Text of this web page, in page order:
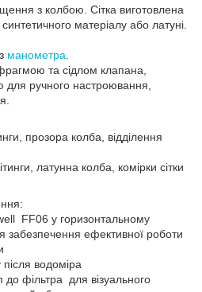
з колбою. Сітка виготовлена
синтетичного матеріалу або латуні.
манометра
та сідлом клапана,
для ручного настроювання,
прозора колба, відділення
латунна колба, комірки сітки
FF06 у горизонтальному
забезпечення ефективної роботи
після водоміра
до фільтра для візуального